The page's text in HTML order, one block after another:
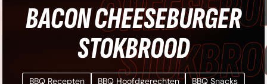
BACON CHEESEBURGER
STOKBROOD
BBQ Recepten BBQ Hoofdgerechten BBQ Snacks
•